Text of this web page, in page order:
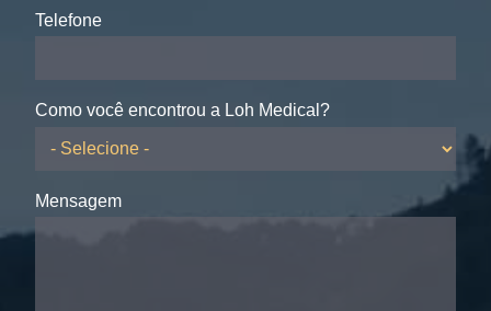
Telefone
Como você encontrou a Loh Medical?
Mensagem